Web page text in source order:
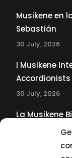
Musikene en
Sebastián
30 July, 2026
I Musikene
Accordionists
30 July, 2026
La Musikene
Tolliver en el